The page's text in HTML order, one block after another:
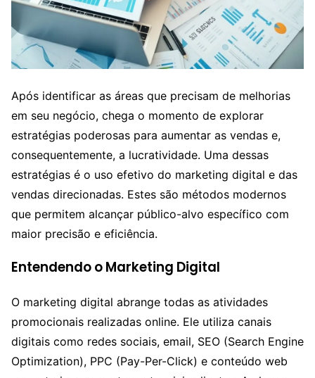
Após identificar as áreas que precisam de melhorias
em seu negócio, chega o momento de explorar
estratégias poderosas para aumentar as vendas e,
consequentemente, a lucratividade. Uma dessas
estratégias é o uso efetivo do marketing digital e das
vendas direcionadas. Estes são métodos modernos
que permitem alcançar público-alvo específico com
maior precisão e eficiência.
Entendendo o Marketing Digital
O marketing digital abrange todas as atividades
promocionais realizadas online. Ele utiliza canais
digitais como redes sociais, email, SEO (Search Engine
Optimization), PPC (Pay-Per-Click) e conteúdo web